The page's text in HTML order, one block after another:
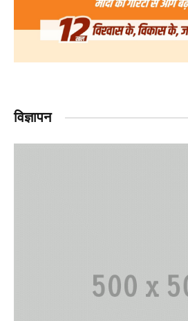
विज्ञापन